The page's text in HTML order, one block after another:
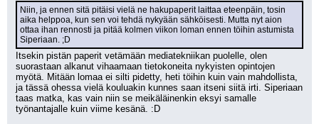
Niin, ja ennen sitä pitäisi vielä ne hakupaperit laittaa eteenpäin, tosin
aika helppoa, kun sen voi tehdä nykyään sähköisesti. Mutta nyt aion
ottaa ihan rennosti ja pitää kolmen viikon loman ennen töihin astumista
Siperiaan. ;D
Itsekin pistän paperit vetämään mediatekniikan puolelle, olen
suorastaan alkanut vihaamaan tietokoneita nykyisten opintojen
myötä. Mitään lomaa ei silti pidetty, heti töihin kuin vain mahdollista,
ja tässä ohessa vielä kouluakin kunnes saan itseni siitä irti. Siperiaan
taas matka, kas vain niin se meikäläinenkin eksyi samalle
työnantajalle kuin viime kesänä. :D